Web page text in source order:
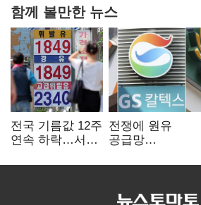
함께 볼만한 뉴스
전국 기름값 12주
연속 하락…서울
전쟁에 원유
공급망
정유, 에너지안보